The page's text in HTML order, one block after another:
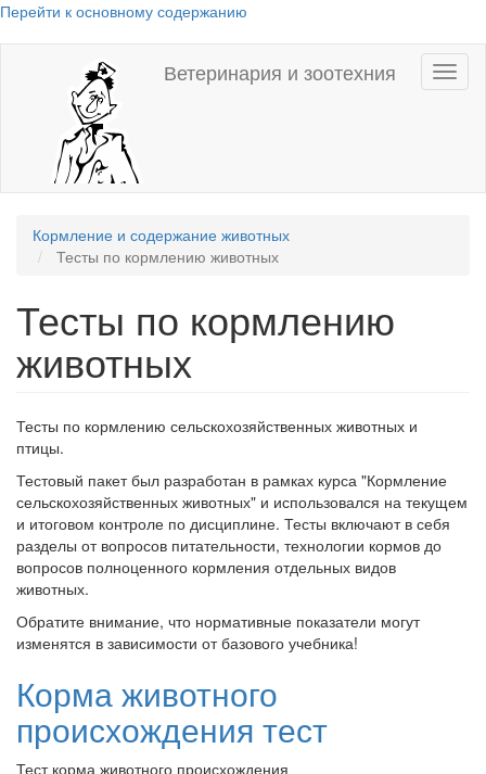
Перейти к основному содержанию
Ветеринария и зоотехния
Кормление и содержание животных
Тесты по кормлению животных
Тесты по кормлению
животных
Тесты по кормлению сельскохозяйственных животных и
птицы.
Тестовый пакет был разработан в рамках курса "Кормление
сельскохозяйственных животных" и использовался на текущем
и итоговом контроле по дисциплине. Тесты включают в себя
разделы от вопросов питательности, технологии кормов до
вопросов полноценного кормления отдельных видов
животных.
Обратите внимание, что нормативные показатели могут
изменятся в зависимости от базового учебника!
Корма животного
происхождения тест
Тест корма животного происхождения